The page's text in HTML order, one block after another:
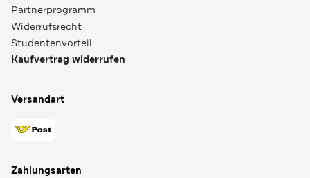
Partnerprogramm
Widerrufsrecht
Studentenvorteil
Kaufvertrag widerrufen
Versandart
Zahlungsarten